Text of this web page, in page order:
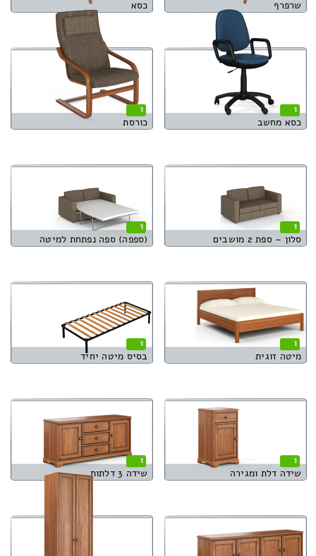
שרפרף כסא
1
כסא מחשב
1
כורסת
1
סלון – ספת 2 מושבים
1
(ספפה) ספה נפתחת למיטה
1
מיטה זוגית
1
בסיס מיטה יחיד
1
שידה דלת ומגירה
1
שידה 3 דלתות